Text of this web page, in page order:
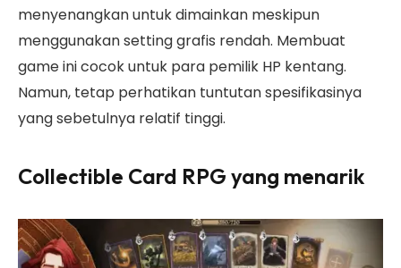
menyenangkan untuk dimainkan meskipun
menggunakan setting grafis rendah. Membuat
game ini cocok untuk para pemilik HP kentang.
Namun, tetap perhatikan tuntutan spesifikasinya
yang sebetulnya relatif tinggi.
Collectible Card RPG yang menarik